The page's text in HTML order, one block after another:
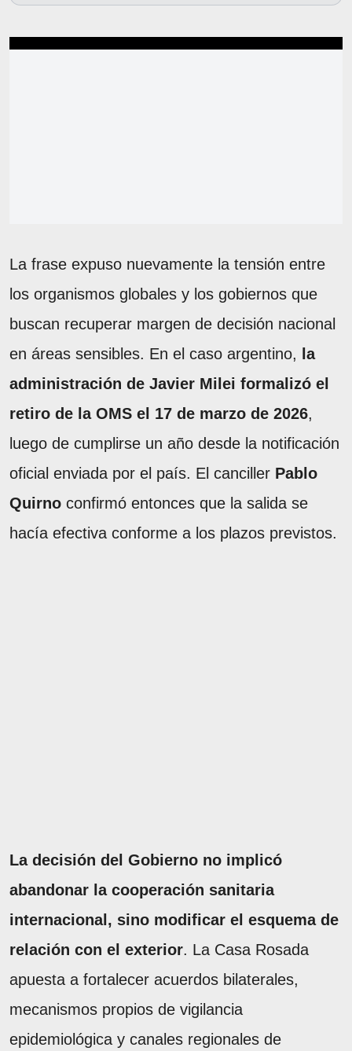
La frase expuso nuevamente la tensión entre
los organismos globales y los gobiernos que
buscan recuperar margen de decisión nacional
en áreas sensibles. En el caso argentino, la
administración de Javier Milei formalizó el
retiro de la OMS el 17 de marzo de 2026,
luego de cumplirse un año desde la notificación
oficial enviada por el país. El canciller Pablo
Quirno confirmó entonces que la salida se
hacía efectiva conforme a los plazos previstos.
La decisión del Gobierno no implicó
abandonar la cooperación sanitaria
internacional, sino modificar el esquema de
relación con el exterior. La Casa Rosada
apuesta a fortalecer acuerdos bilaterales,
mecanismos propios de vigilancia
epidemiológica y canales regionales de